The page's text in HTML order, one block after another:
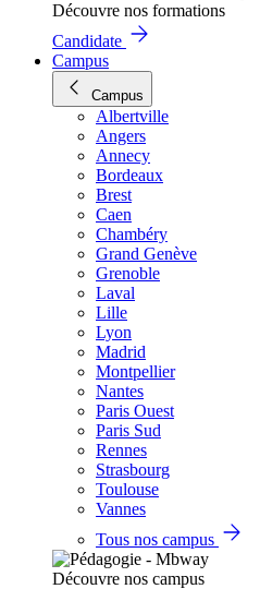
Découvre nos formations
Candidate
Campus
Campus
Albertville
Angers
Annecy
Bordeaux
Brest
Caen
Chambéry
Grand Genève
Grenoble
Laval
Lille
Lyon
Madrid
Montpellier
Nantes
Paris Ouest
Paris Sud
Rennes
Strasbourg
Toulouse
Vannes
Tous nos campus
Découvre nos campus